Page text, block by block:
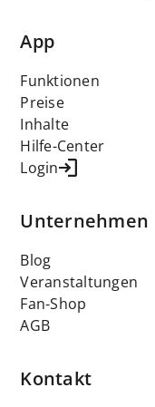
App
Funktionen
Preise
Inhalte
Hilfe-Center
Login
Unternehmen
Blog
Veranstaltungen
Fan-Shop
AGB
Kontakt